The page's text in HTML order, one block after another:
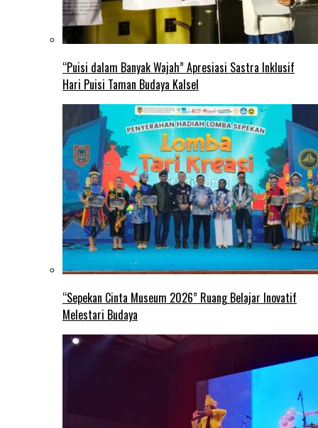
“Puisi dalam Banyak Wajah” Apresiasi Sastra Inklusif
Hari Puisi Taman Budaya Kalsel
“Sepekan Cinta Museum 2026” Ruang Belajar Inovatif
Melestari Budaya